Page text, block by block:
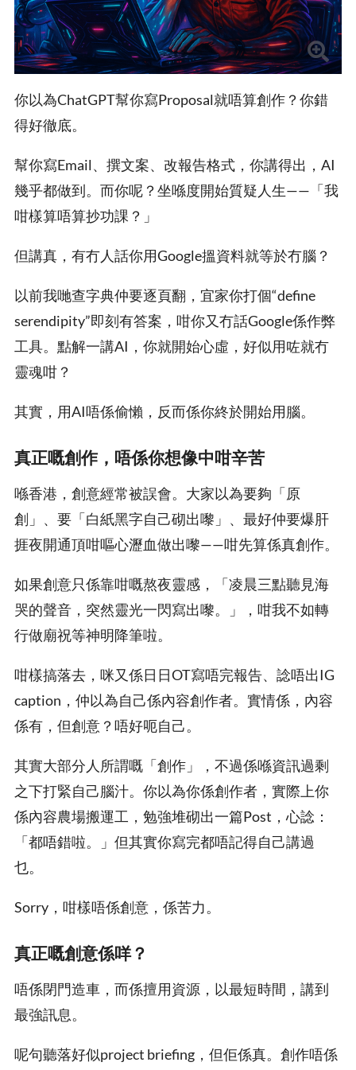
你以為ChatGPT幫你寫Proposal就唔算創作？你錯
得好徹底。
幫你寫Email、撰文案、改報告格式，你講得出，AI
幾乎都做到。而你呢？坐喺度開始質疑人生——「我
咁樣算唔算抄功課？」
但講真，有冇人話你用Google搵資料就等於冇腦？
以前我哋查字典仲要逐頁翻，宜家你打個“define
serendipity”即刻有答案，咁你又冇話Google係作弊
工具。點解一講AI，你就開始心虛，好似用咗就冇
靈魂咁？
其實，用AI唔係偷懶，反而係你終於開始用腦。
真正嘅創作，唔係你想像中咁辛苦
喺香港，創意經常被誤會。大家以為要夠「原
創」、要「白紙黑字自己砌出嚟」、最好仲要爆肝
捱夜開通頂咁嘔心瀝血做出嚟——咁先算係真創作。
如果創意只係靠咁嘅熬夜靈感，「凌晨三點聽見海
哭的聲音，突然靈光一閃寫出嚟。」，咁我不如轉
行做廟祝等神明降筆啦。
咁樣搞落去，咪又係日日OT寫唔完報告、諗唔出IG
caption，仲以為自己係內容創作者。實情係，內容
係有，但創意？唔好呃自己。
其實大部分人所謂嘅「創作」，不過係喺資訊過剩
之下打緊自己腦汁。你以為你係創作者，實際上你
係內容農場搬運工，勉強堆砌出一篇Post，心諗：
「都唔錯啦。」但其實你寫完都唔記得自己講過
乜。
Sorry，咁樣唔係創意，係苦力。
真正嘅創意係咩？
唔係閉門造車，而係擅用資源，以最短時間，講到
最強訊息。
呢句聽落好似project briefing，但佢係真。創作唔係